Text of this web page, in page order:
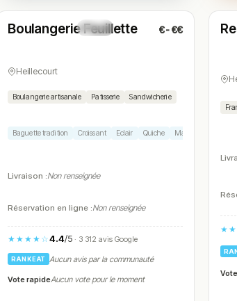
N° 4
Boulangerie Feuillette €-€€
Heillecourt
Boulangerie artisanale Patisserie Sandwicherie
Baguette tradition Croissant Eclair Quiche Macaron
Livraison :Non renseignée
Réservation en ligne :Non renseignée
★★★★☆4.4/5· 3 312 avis Google
RANKEAT Aucun avis par la communauté
Vote rapideAucun vote pour le moment